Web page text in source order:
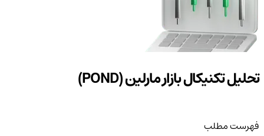
تحلیل تکنیکال بازار مارلین (POND)
فهرست مطلب